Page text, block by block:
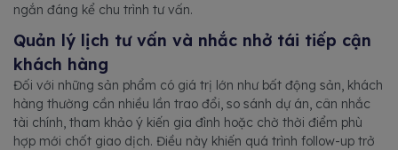
ngắn đáng kể chu trình tư vấn.
Quản lý lịch tư vấn và nhắc nhở tái tiếp cận
khách hàng
Đối với những sản phẩm có giá trị lớn như bất động sản, khách
hàng thường cần nhiều lần trao đổi, so sánh dự án, cân nhắc
tài chính, tham khảo ý kiến gia đình hoặc chờ thời điểm phù
hợp mới chốt giao dịch. Điều này khiến quá trình follow-up trở